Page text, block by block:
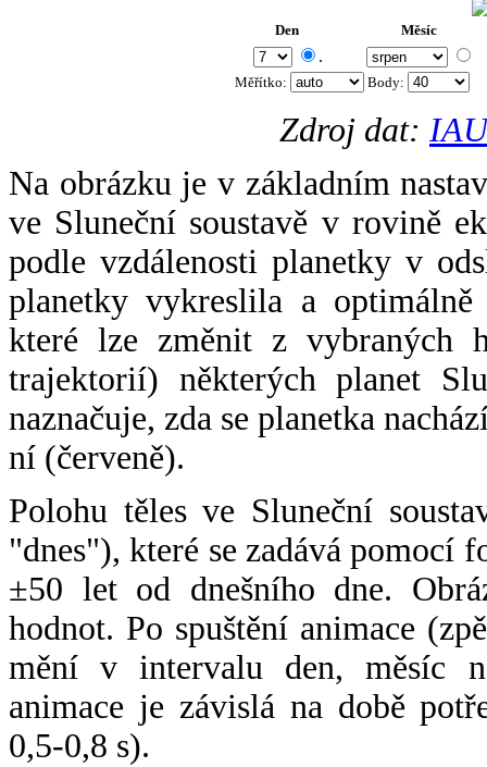
Den Měsíc
.
Měřítko: Body:
Zdroj dat:
Na obrázku je v základním
ve Sluneční soustavě v rovině
podle vzdálenosti planetky v
planetky vykreslila a
které lze změnit z vybraných
trajektorií) některých planet
naznačuje, zda se planetka
ní (červeně).
Polohu těles ve Sluneční
"dnes"), které se zadává pomocí
±50 let od dnešního dne.
hodnot. Po spuštění animace
mění v intervalu den, měsíc
animace je závislá na době
0,5-0,8 s).